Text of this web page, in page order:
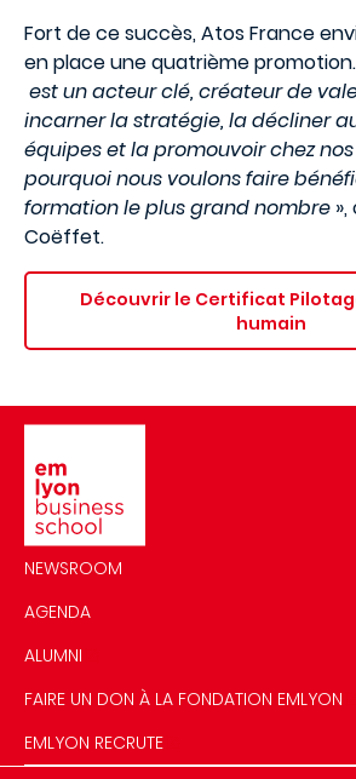
Fort de ce succès, Atos France
en place une quatrième
est un acteur clé, créateur de
incarner la stratégie, la décliner
équipes et la promouvoir chez nos
pourquoi nous voulons faire
formation le plus grand nombre
Coëffet.
Découvrir le Certificat
humain
NEWSROOM
AGENDA
ALUMNI
FAIRE UN DON À LA FONDATION EMLYON
EMLYON RECRUTE